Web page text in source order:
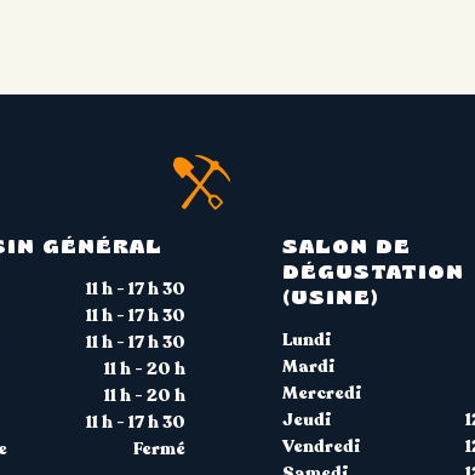
GÉNÉRAL
11 h - 17 h 30
11 h - 17 h 30
11 h - 17 h 30
11 h - 20 h
11 h - 20 h
11 h - 17 h 30
Fermé
SALON DE
DÉGUSTATION
(USINE)
Lundi
Mardi
Mercredi
Jeudi
Vendredi